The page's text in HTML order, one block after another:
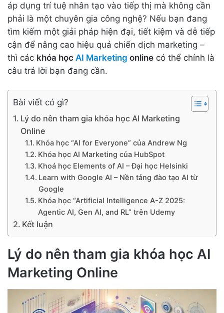
áp dụng trí tuệ nhân tạo vào tiếp thị mà không cần
phải là một chuyên gia công nghệ? Nếu bạn đang
tìm kiếm một giải pháp hiện đại, tiết kiệm và dễ tiếp
cận để nâng cao hiệu quả chiến dịch marketing –
thì các khóa học AI Marketing online có thể chính là
câu trả lời bạn đang cần.
Bài viết có gì?
Lý do nên tham gia khóa học AI Marketing
Online
Khóa học “AI for Everyone” của Andrew Ng
Khóa học AI Marketing của HubSpot
Khoá học Elements of AI – Đại học Helsinki
Learn with Google AI – Nền tảng đào tạo AI từ
Google
Khóa học “Artificial Intelligence A-Z 2025:
Agentic AI, Gen AI, and RL” trên Udemy
Kết luận
Lý do nên tham gia khóa học AI
Marketing Online